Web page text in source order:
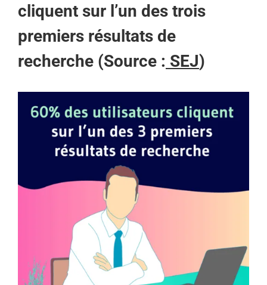
cliquent sur l’un des trois
premiers résultats de
recherche (Source : SEJ)